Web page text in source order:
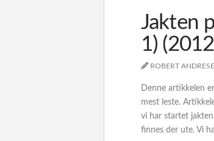
Jakten
1)
ROBERT
Denne artikkelen
mest leste.
vi har startet
finnes der ute. Vi